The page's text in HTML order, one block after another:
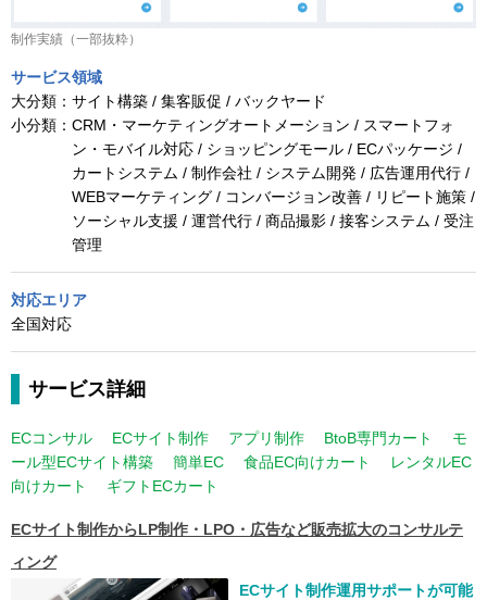
制作実績（一部抜粋）
サービス領域
大分類： サイト構築 / 集客販促 / バックヤード
小分類： CRM・マーケティングオートメーション / スマートフォ
ン・モバイル対応 / ショッピングモール / ECパッケージ /
カートシステム / 制作会社 / システム開発 / 広告運用代行 /
WEBマーケティング / コンバージョン改善 / リピート施策 /
ソーシャル支援 / 運営代行 / 商品撮影 / 接客システム / 受注
管理
対応エリア
全国対応
サービス詳細
ECコンサル ECサイト制作 アプリ制作 BtoB専門カート
モ
ール型ECサイト構築
簡単EC 食品EC向けカート
レンタルEC
向けカート
ギフトECカート
ECサイト制作からLP制作・LPO・広告など販売拡大のコンサルテ
ィング
ECサイト制作運用サポートが可能